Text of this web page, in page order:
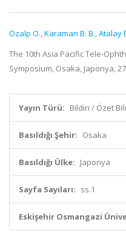
Özalp O.,Karaman B. B.,Atalay
The 10th Asia Pacific Tele-
Symposium, Osaka, Japonya,
Yayın Türü: Bildiri / Özet
Basıldığı Şehir: Osaka
Basıldığı Ülke: Japonya
Sayfa Sayıları: ss.1
Eskişehir Osmangazi